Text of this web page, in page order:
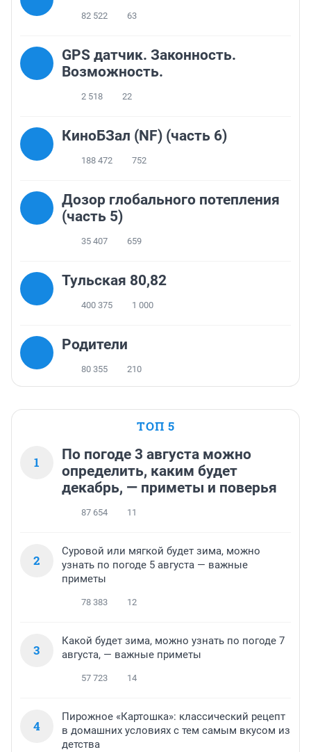
82 522 63
GPS датчик. Законность.
Возможность.
2 518 22
КиноБЗал (NF) (часть 6)
188 472 752
Дозор глобального потепления
(часть 5)
35 407 659
Тульская 80,82
400 375 1 000
Родители
80 355 210
ТОП 5
1
По погоде 3 августа можно
определить, каким будет
декабрь, — приметы и поверья
87 654 11
2
Суровой или мягкой будет зима, можно
узнать по погоде 5 августа — важные
приметы
78 383 12
3
Какой будет зима, можно узнать по погоде 7
августа, — важные приметы
57 723 14
4
Пирожное «Картошка»: классический рецепт
в домашних условиях с тем самым вкусом из
детства